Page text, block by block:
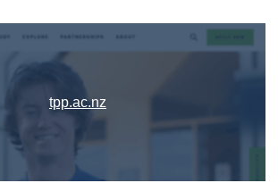
tpp.ac.nz